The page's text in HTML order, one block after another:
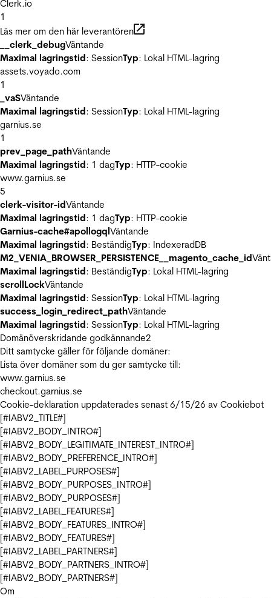
Clerk.io
1
Läs mer om den här leverantören
__clerk_debugVäntande
Maximal lagringstid: SessionTyp: Lokal HTML-lagring
assets.voyado.com
1
_vaSVäntande
Maximal lagringstid: SessionTyp: Lokal HTML-lagring
garnius.se
1
prev_page_pathVäntande
Maximal lagringstid: 1 dagTyp: HTTP-cookie
www.garnius.se
5
clerk-visitor-idVäntande
Maximal lagringstid: 1 dagTyp: HTTP-cookie
Garnius-cache#apollogqlVäntande
Maximal lagringstid: BeständigTyp: IndexeradDB
M2_VENIA_BROWSER_PERSISTENCE__magento_cache_id
Maximal lagringstid: BeständigTyp: Lokal HTML-lagring
scrollLockVäntande
Maximal lagringstid: SessionTyp: Lokal HTML-lagring
success_login_redirect_pathVäntande
Maximal lagringstid: SessionTyp: Lokal HTML-lagring
Domänöverskridande godkännande2
Ditt samtycke gäller för följande domäner:
Lista över domäner som du ger samtycke till:
www.garnius.se
checkout.garnius.se
Cookie-deklaration uppdaterades senast 6/15/26 av Cookiebot
[#IABV2_TITLE#]
[#IABV2_BODY_INTRO#]
[#IABV2_BODY_LEGITIMATE_INTEREST_INTRO#]
[#IABV2_BODY_PREFERENCE_INTRO#]
[#IABV2_LABEL_PURPOSES#]
[#IABV2_BODY_PURPOSES_INTRO#]
[#IABV2_BODY_PURPOSES#]
[#IABV2_LABEL_FEATURES#]
[#IABV2_BODY_FEATURES_INTRO#]
[#IABV2_BODY_FEATURES#]
[#IABV2_LABEL_PARTNERS#]
[#IABV2_BODY_PARTNERS_INTRO#]
[#IABV2_BODY_PARTNERS#]
Om